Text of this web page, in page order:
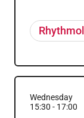
Wednesday
15:30 - 17:00